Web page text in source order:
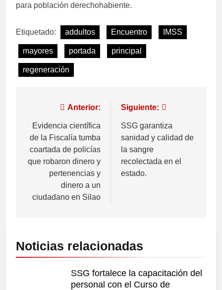
para población derechohabiente.
Etiquetado: addultos Encuentro IMSS
mayores portada principal
regeneración
Anterior:
Evidencia científica
de la Fiscalía tumba
coartada de policías
que robaron dinero y
pertenencias y
dinero a un
ciudadano en Silao
Siguiente:
SSG garantiza
sanidad y calidad de
la sangre
recolectada en el
estado.
Noticias relacionadas
SSG fortalece la capacitación del
personal con el Curso de